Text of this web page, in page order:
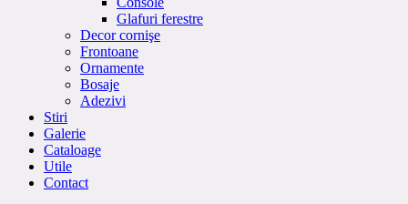
Glafuri ferestre
Decor cornişe
Frontoane
Ornamente
Bosaje
Adezivi
Stiri
Galerie
Cataloage
Utile
Contact